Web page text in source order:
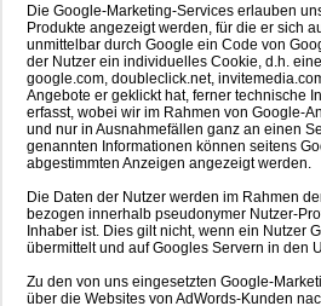
Die Google-Marketing-Services erlauben
Produkte angezeigt werden, für die er sich
unmittelbar durch Google ein Code von
der Nutzer ein individuelles Cookie, d.h.
google.com, doubleclick.net,
Angebote er geklickt hat, ferner technische
erfasst, wobei wir im Rahmen von Google-
und nur in Ausnahmefällen ganz an einen
genannten Informationen können seitens
abgestimmten Anzeigen angezeigt werden.
Die Daten der Nutzer werden im Rahmen
bezogen innerhalb pseudonymer Nutzer-
Inhaber ist. Dies gilt nicht, wenn ein Nutzer
übermittelt und auf Googles Servern in den
Zu den von uns eingesetzten Google-
über die Websites von AdWords-Kunden